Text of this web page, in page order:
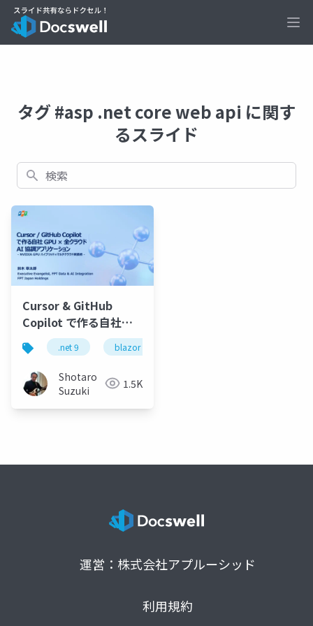
タグ #asp .net core web api に関す
るスライド
検索
Cursor & GitHub
Copilot で作る自社
GPU × 全クラウドAI 協
調アプリケーション- AI
駆動開発新時代-
NVIDIA GPU ハイブリ
ッド×マルチクラウド
.net 9 blazor
Shotaro
Suzuki
1.5K
運営：株式会社アプルーシッド
利用規約